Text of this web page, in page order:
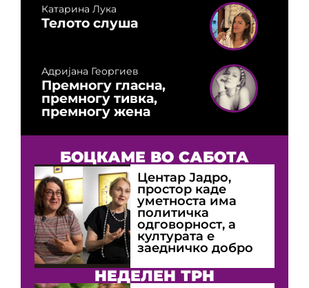
Катарина Лука
Телото слуша
Адријана Георгиев
Премногу гласна,
премногу тивка,
премногу жена
БОЦКАМЕ ВО САБОТА
Центар Јадро,
простор каде
уметноста има
политичка
одговорност, а
културата е
заедничко добро
НЕДЕЛЕН ТРН